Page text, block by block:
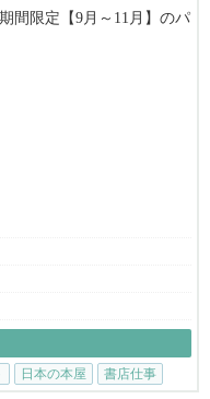
間限定【9月～11月】のパ
日本の本屋 書店仕事